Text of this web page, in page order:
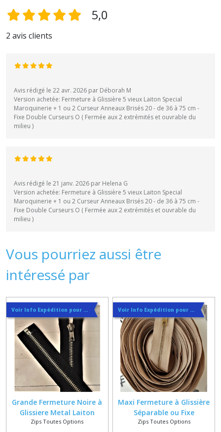
5,0
2 avis clients
Avis rédigé le 22 avr. 2026 par Déborah M
Version achetée: Fermeture à Glissière 5 vieux Laiton Special
Maroquinerie + 1 ou 2 Curseur Anneaux Brisés 20 - de 36 à 75 cm -
Fixe Double Curseurs O ( Fermée aux 2 extrémités et ouvrable du
milieu )
Avis rédigé le 21 janv. 2026 par Helena G
Version achetée: Fermeture à Glissière 5 vieux Laiton Special
Maroquinerie + 1 ou 2 Curseur Anneaux Brisés 20 - de 36 à 75 cm -
Fixe Double Curseurs O ( Fermée aux 2 extrémités et ouvrable du
milieu )
Vous pourriez aussi être
intéressé par
Voir Info Expédition pour Régler les Frais de Port au Meilleur Prix , En haut d'ecran à Droite
Grande Fermeture Noire à
Glissiere Metal Laiton
Nickelé 6 mm sur Mesure de
Zips Toutes Options
Voir Info Expédition pour Régler les Frais de Port au Meilleur Prix , En haut d'ecran à Droite
Maxi Fermeture à Glissière
Séparable ou Fixe
Métallique 6 mm sur
Zips Toutes Options